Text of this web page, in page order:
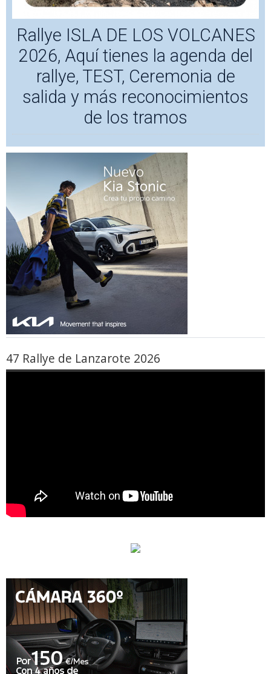
Rallye ISLA DE LOS VOLCANES
2026, Aquí tienes la agenda del
rallye, TEST, Ceremonia de
salida y más reconocimientos
de los tramos
47 Rallye de Lanzarote 2026